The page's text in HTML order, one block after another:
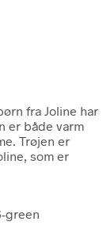
fra Joline har
er både varm
Trøjen er
som er
green